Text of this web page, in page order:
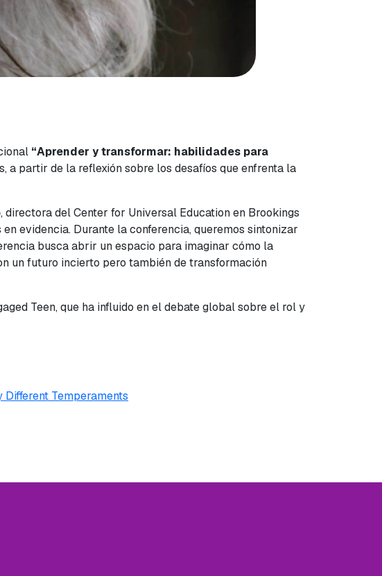
“Aprender y transformar: habilidades para
a partir de la reflexión sobre los desafíos que enfrenta la
, directora delCenter for Universal Educationen Brookings
evidencia. Durante la conferencia, queremos sintonizar
busca abrir un espacio para imaginar cómo la
un futuro incierto pero también de transformación
Teen, que ha influido en el debate global sobre el rol y
Temperaments